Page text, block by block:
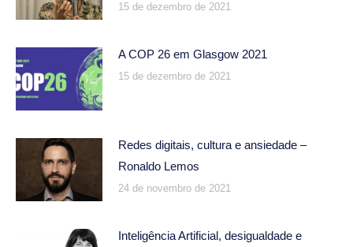
15 de dezembro de 2021
A COP 26 em Glasgow 2021
15 de dezembro de 2021
Redes digitais, cultura e ansiedade –
Ronaldo Lemos
24 de novembro de 2021
Inteligência Artificial, desigualdade e